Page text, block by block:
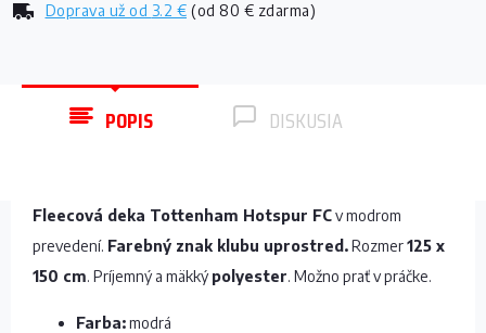
Doprava už od 3.2 € (od 80 € zdarma)
POPIS DISKUSIA
Fleecová deka Tottenham Hotspur FCv modrom
prevedení. Farebný znak klubu uprostred.Rozmer125 x
150 cm. Príjemný a mäkkýpolyester. Možno prať v práčke.
Farba:modrá